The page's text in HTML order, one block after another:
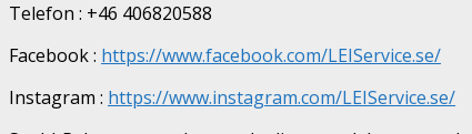
Telefon : +46 406820588
Facebook : https://www.facebook.com/LEIService.se/
Instagram : https://www.instagram.com/LEIService.se/